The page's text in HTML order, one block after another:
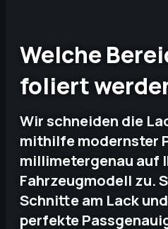
Welche
foliert
Wir schneiden die
mithilfe modernster
millimetergenau auf
Fahrzeugmodell zu.
Schnitte am Lack
perfekte